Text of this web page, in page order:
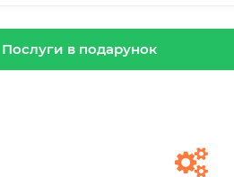
Послуги в подарунок